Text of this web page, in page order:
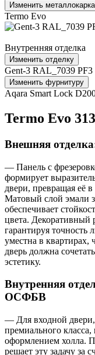
Изменить
Termo Evo
Внутренняя отделка
Изменить отделку
Gent-3 RAL_7039
Изменить фурнитуру
Aqara Smart Lock
Termo Evo
Внешняя
— Панель с
формирует
двери, превращая её
Матовый слой эмали
обеспечивает
цвета. Декоративный
гарантируя точность
уместна в квартирах,
дверь должна
эстетику.
Внутренняя
ОСФБВ
— Для входной
премиального
оформлением холла.
решает эту задачу за